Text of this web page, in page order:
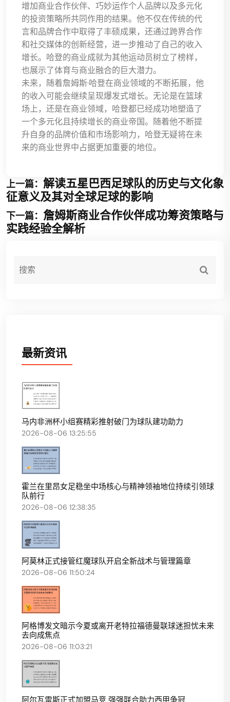
增加商业合作伙伴、巧妙运作个人品牌以及多元化
的投资策略所共同作用的结果。他不仅在传统的代
言和品牌合作中取得了丰硕成果，还通过跨界合作
和社交媒体的创新经营，进一步推动了自己的收入
增长。哈登的商业成就为其他运动员树立了榜样，
也展示了体育与商业融合的巨大潜力。
未来，随着詹姆斯·哈登在商业领域的不断拓展，他
的收入可能会继续呈现爆发式增长。无论是在篮球
场上，还是在商业领域，哈登都已经成功地塑造了
一个多元化且持续增长的商业帝国。随着他不断提
升自身的品牌价值和市场影响力，哈登无疑将在未
来的商业世界中占据更加重要的地位。
上一篇： 解读五星巴西足球队的历史与文化象
征意义及其对全球足球的影响
下一篇： 詹姆斯商业合作伙伴成功筹资策略与
实践经验全解析
最新资讯
马内非洲杯小组赛精彩推射破门为球队建功助力
2026-08-06 13:25:55
霍兰在里昂女足稳坐中场核心与精神领袖地位持续引领球
队前行
2026-08-06 12:38:35
阿莫林正式接管红魔球队开启全新战术与管理篇章
2026-08-06 11:50:24
阿格博发文暗示今夏或离开老特拉福德曼联球迷担忧未来
去向成焦点
2026-08-06 11:03:21